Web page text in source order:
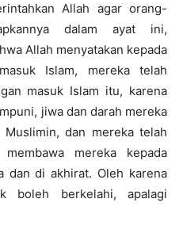
Allah agar orang-
dalam ayat ini,
Allah menyatakan kepada
Islam, mereka telah
masuk Islam itu, karena
jiwa dan darah mereka
dan mereka telah
mereka kepada
dan di akhirat. Oleh karena
boleh berkelahi, apalagi